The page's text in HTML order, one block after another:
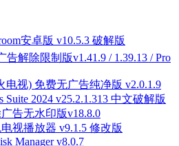
安卓版 v10.5.3 破解版
告解除限制版v1.41.9 / 1.39.13 / Pro
电视) 免费无广告纯净版 v2.0.1.9
Suite 2024 v25.2.1.313 中文破解版
告无水印版v18.8.0
视播放器 v9.1.5 修改版
Manager v8.0.7